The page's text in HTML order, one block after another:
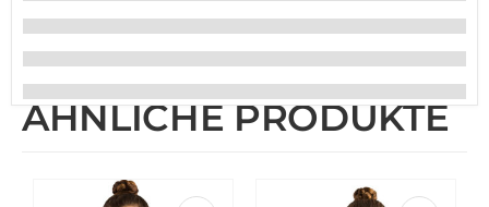
ÄHNLICHE PRODUKTE